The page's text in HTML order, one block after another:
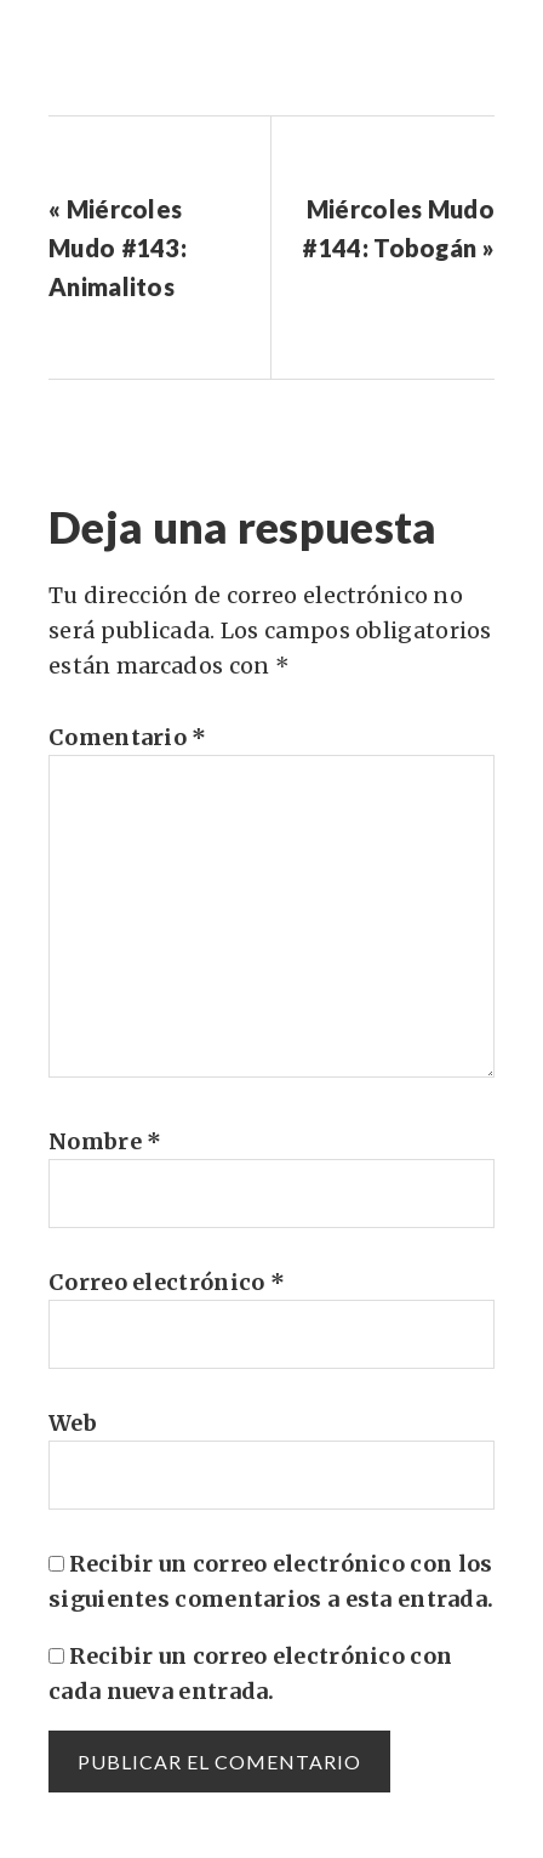
« Miércoles
Mudo #143:
Animalitos
Miércoles Mudo
#144: Tobogán »
Deja una respuesta
Tu dirección de correo electrónico no
será publicada. Los campos obligatorios
están marcados con *
Comentario *
Nombre *
Correo electrónico *
Web
Recibir un correo electrónico con los
siguientes comentarios a esta entrada.
Recibir un correo electrónico con
cada nueva entrada.